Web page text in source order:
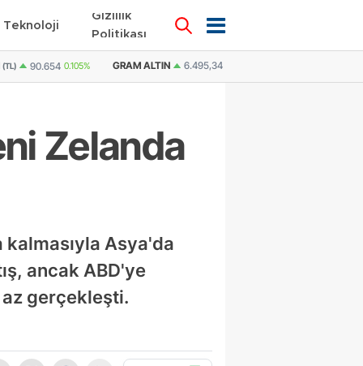
Teknoloji
Gizlilik
Politikası
KÜNYE
6.495,34 0,04% DOLAR 47,7067 0.04% EURO
Zelanda
Asya'da
ancak ABD'ye
az gerçekleşti.